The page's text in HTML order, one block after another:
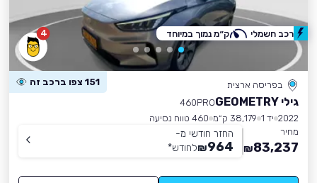
4
בפריסה ארצית 151 צפו ברכב זה
גילי GEOMETRY
460PRO
2022 יד 1 38,179 ק״מ
460 טווח נסיעה
מחיר
83,237
₪
החזר חודשי מ-
964
₪לחודש*
רכב חשמלי ק״מ נמוך במיוחד